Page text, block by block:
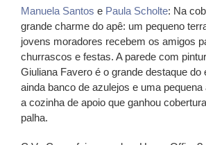
Manuela Santos e Paula Scholte: Na
grande charme do apê: um pequeno
jovens moradores recebem os amigos
churrascos e festas. A parede com
Giuliana Favero é o grande destaque do
ainda banco de azulejos e uma
a cozinha de apoio que ganhou
palha.